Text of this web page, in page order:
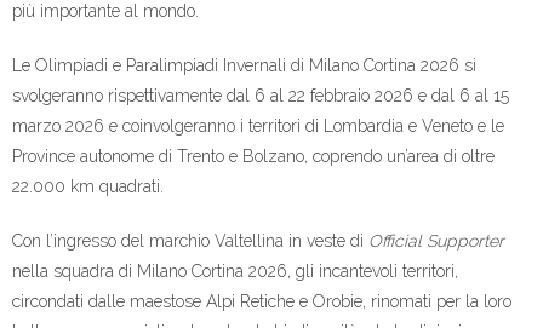
più importante al mondo.
Le Olimpiadi e Paralimpiadi Invernali di Milano Cortina 2026 si
svolgeranno rispettivamente dal 6 al 22 febbraio 2026 e dal 6 al 15
marzo 2026 e coinvolgeranno i territori di Lombardia e Veneto e le
Province autonome di Trento e Bolzano, coprendo un’area di oltre
22.000 km quadrati.
Con l’ingresso del marchio Valtellina in veste di Official Supporter
nella squadra di Milano Cortina 2026, gli incantevoli territori,
circondati dalle maestose Alpi Retiche e Orobie, rinomati per la loro